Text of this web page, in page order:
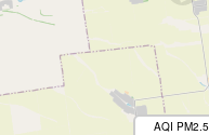
AQI PM2.5